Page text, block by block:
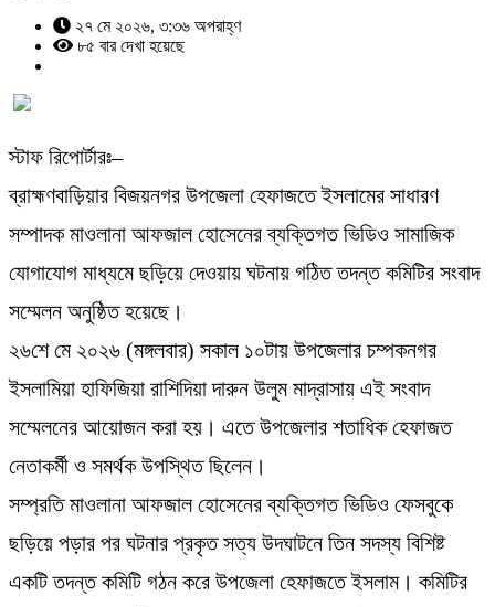
২৭ মে ২০২৬, ৩:৩৬ অপরাহ্ণ
৮৫ বার দেখা হয়েছে
স্টাফ রিপোর্টারঃ–
ব্রাহ্মণবাড়িয়ার বিজয়নগর উপজেলা হেফাজতে ইসলামের সাধারণ
সম্পাদক মাওলানা আফজাল হোসেনের ব্যক্তিগত ভিডিও সামাজিক
যোগাযোগ মাধ্যমে ছড়িয়ে দেওয়ায় ঘটনায় গঠিত তদন্ত কমিটির সংবাদ
সম্মেলন অনুষ্ঠিত হয়েছে।
২৬শে মে ২০২৬ (মঙ্গলবার) সকাল ১০টায় উপজেলার চম্পকনগর
ইসলামিয়া হাফিজিয়া রাশিদিয়া দারুন উলুম মাদ্রাসায় এই সংবাদ
সম্মেলনের আয়োজন করা হয়। এতে উপজেলার শতাধিক হেফাজত
নেতাকর্মী ও সমর্থক উপস্থিত ছিলেন।
​সম্প্রতি মাওলানা আফজাল হোসেনের ব্যক্তিগত ভিডিও ফেসবুকে
ছড়িয়ে পড়ার পর ঘটনার প্রকৃত সত্য উদঘাটনে তিন সদস্য বিশিষ্ট
একটি তদন্ত কমিটি গঠন করে উপজেলা হেফাজতে ইসলাম। কমিটির